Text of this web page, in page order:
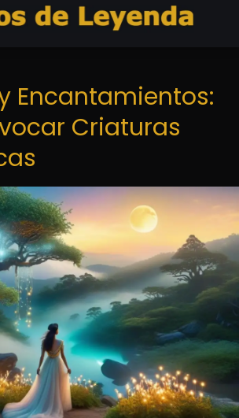
Encantamientos:
Criaturas